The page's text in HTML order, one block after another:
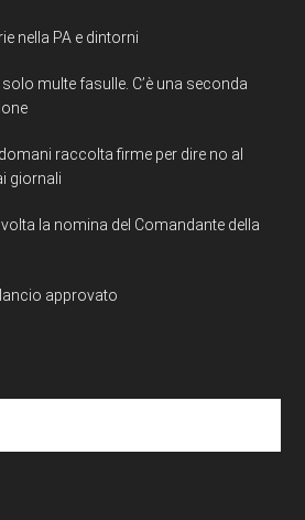
nella PA e dintorni
multe fasulle. C’è una seconda
raccolta firme per dire no al
giornali
la nomina del Comandante della
approvato